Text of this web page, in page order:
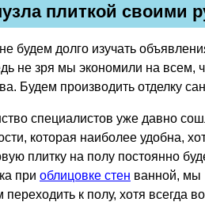
плиткой своими
будем долго изучать
не зря мы экономили на всем,
Будем производить отделку
специалистов уже давно
которая наиболее удобна,
плитку на полу постоянно
при облицовке стен ванной, мы
переходить к полу, хотя всегда